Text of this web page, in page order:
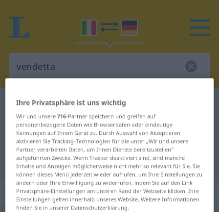
Italienisch-Deutsch Wörterbuch
Italienisch-Deutsch Übersetzung
für "vendetta"
"vendetta" Deutsch Übersetzung
„vendetta“: femminile
Ihre Privatsphäre ist uns wichtig
Wir und unsere716-Partner speichern und greifen auf
personenbezogene Daten wie Browserdaten oder eindeutige
Kennungen auf Ihrem Gerät zu. Durch Auswahl von Akzeptieren
aktivieren Sie Tracking-Technologien für die unter „Wir und unsere
Partner verarbeiten Daten, um Ihnen Dienste bereitzustellen“
aufgeführten Zwecke. Wenn Tracker deaktiviert sind, sind manche
Inhalte und Anzeigen möglicherweise nicht mehr so relevant für Sie. Sie
können dieses Menü jederzeit wieder aufrufen, um Ihre Einstellungen zu
ändern oder Ihre Einwilligung zu widerrufen, indem Sie auf den Link
Privatsphäre-Einstellungen am unteren Rand der Webseite klicken. Ihre
Einstellungen gelten innerhalb unseres Website. Weitere Informationen
finden Sie in unserer Datenschutzerklärung.